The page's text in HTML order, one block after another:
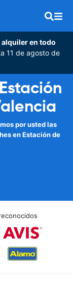
alquiler en todo
11 de agosto de
por usted las
en Estación de